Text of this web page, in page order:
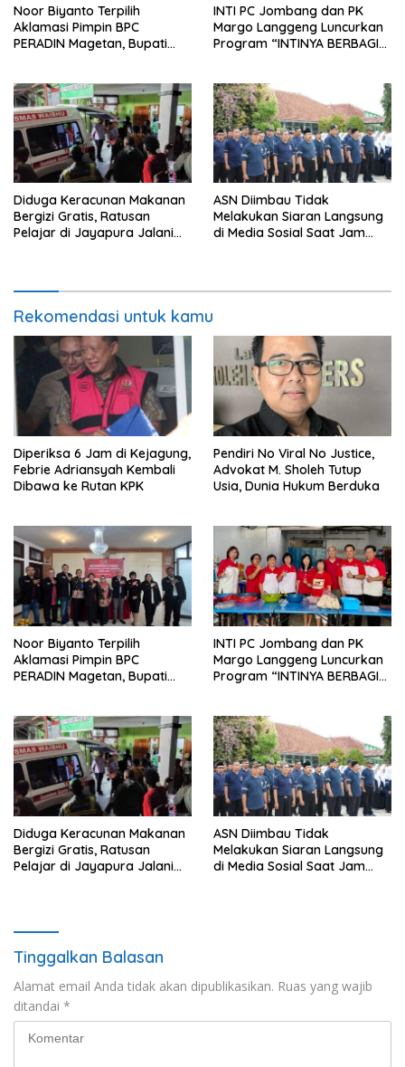
Noor Biyanto Terpilih
Aklamasi Pimpin BPC
PERADIN Magetan, Bupati
INTI PC Jombang dan PK
Margo Langgeng Luncurkan
Program “INTINYA BERBAGI”,
Diduga Keracunan Makanan
Bergizi Gratis, Ratusan
Pelajar di Jayapura Jalani
ASN Diimbau Tidak
Melakukan Siaran Langsung
di Media Sosial Saat Jam
Rekomendasi untuk kamu
Diperiksa 6 Jam di Kejagung,
Febrie Adriansyah Kembali
Dibawa ke Rutan KPK
Pendiri No Viral No Justice,
Advokat M. Sholeh Tutup
Usia, Dunia Hukum Berduka
Noor Biyanto Terpilih
Aklamasi Pimpin BPC
PERADIN Magetan, Bupati
INTI PC Jombang dan PK
Margo Langgeng Luncurkan
Program “INTINYA BERBAGI”,
Diduga Keracunan Makanan
Bergizi Gratis, Ratusan
Pelajar di Jayapura Jalani
ASN Diimbau Tidak
Melakukan Siaran Langsung
di Media Sosial Saat Jam
Tinggalkan Balasan
Alamat email Anda tidak akan dipublikasikan. Ruas yang wajib
ditandai *